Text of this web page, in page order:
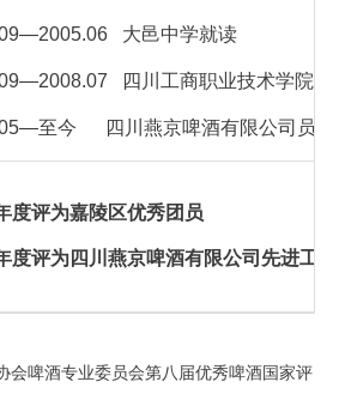
—2005.06 大邑中学就读
—2008.07 四川工商职业技术学院
—至今 四川燕京啤酒有限公司员工
度评为嘉陵区优秀团员
度评为四川燕京啤酒有限公司先进工
会啤酒专业委员会第八届优秀啤酒国家评